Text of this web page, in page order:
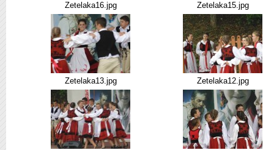
Zetelaka16.jpg Zetelaka15.jpg
Zetelaka13.jpg Zetelaka12.jpg